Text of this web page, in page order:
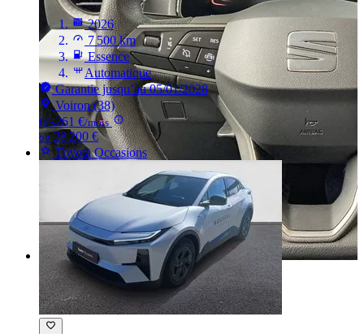
2026
7 500 km
Essence
Automatique
Garantie jusqu’au 05/01/2028
Voiron (38)
Dès261 €/mois
ou28 200 €
Toyota Occasions